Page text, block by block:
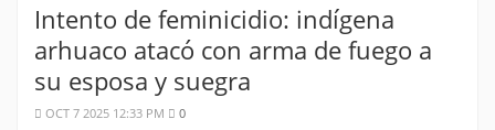
Intento de feminicidio: indígena
arhuaco atacó con arma de fuego a
su esposa y suegra
OCT 7 2025 12:33 PM 0